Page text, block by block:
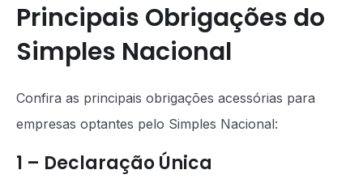
Principais Obrigações do
Simples Nacional
Confira as principais obrigações acessórias para
empresas optantes pelo Simples Nacional:
1 – Declaração Única